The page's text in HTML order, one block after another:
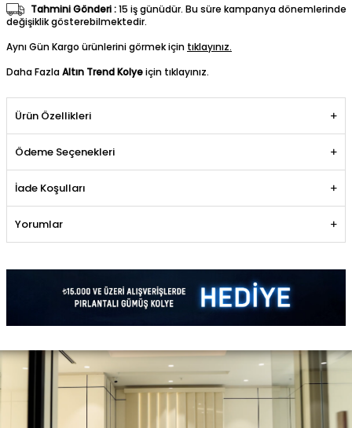
Tahmini Gönderi :15 iş günüdür. Bu süre kampanya dönemlerinde
değişiklik gösterebilmektedir.
Aynı Gün Kargo ürünlerini görmek için tıklayınız.
Daha FazlaAltın Trend Kolyeiçin tıklayınız.
Ürün Özellikleri
Ödeme Seçenekleri
İade Koşulları
Yorumlar